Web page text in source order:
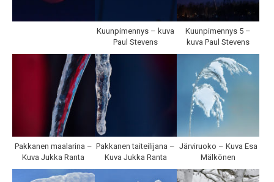
Kuunpimennys – kuva
Paul Stevens
Kuunpimennys 5 –
kuva Paul Stevens
Pakkanen maalarina –
Kuva Jukka Ranta
Pakkanen taiteilijana –
Kuva Jukka Ranta
Järviruoko – Kuva Esa
Mälkönen